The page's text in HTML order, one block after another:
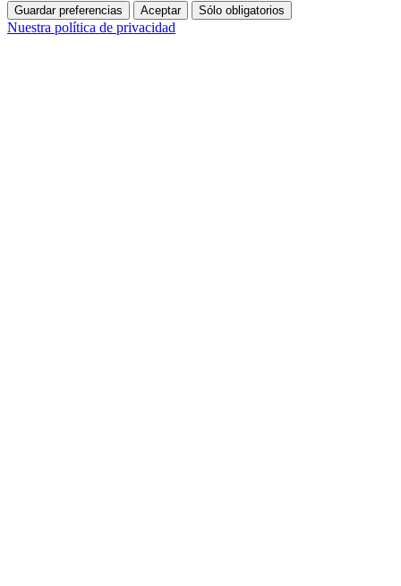
Guardar preferencias Aceptar Sólo obligatorios
Nuestra política de privacidad